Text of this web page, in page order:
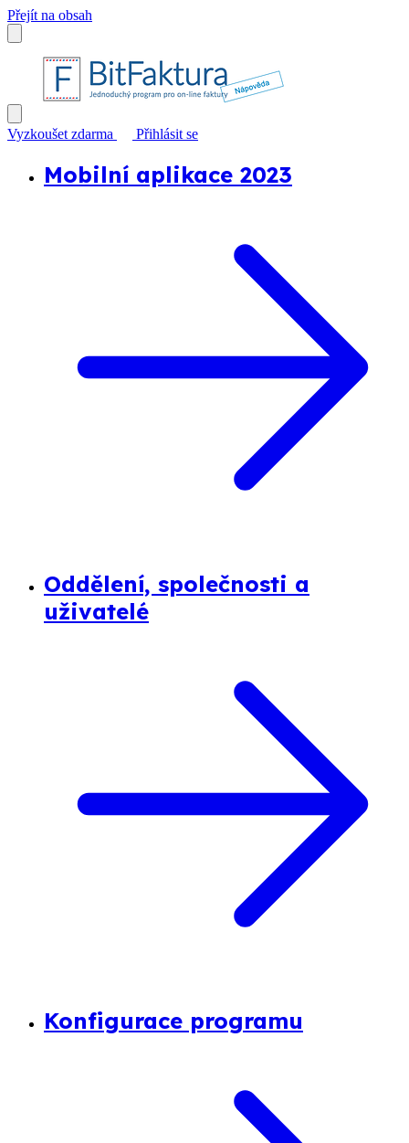
Přejít na obsah
Vyzkoušet zdarma Přihlásit se
Mobilní aplikace 2023
Oddělení, společnosti a
uživatelé
Konfigurace programu